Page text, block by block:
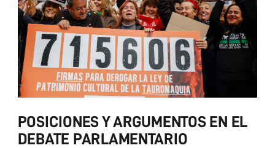
POSICIONES Y ARGUMENTOS EN EL
DEBATE PARLAMENTARIO